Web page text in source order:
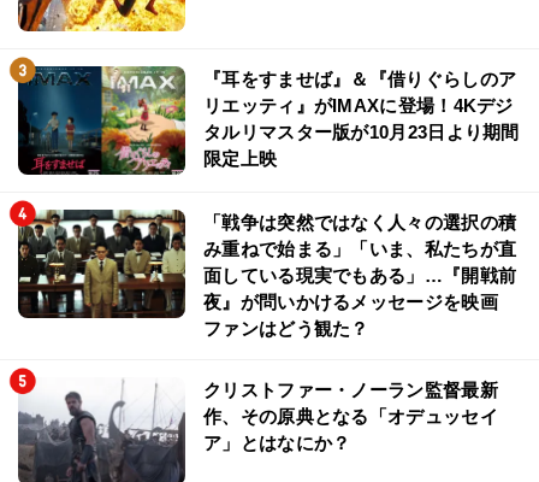
『耳をすませば』＆『借りぐらしのア
リエッティ』がIMAXに登場！4Kデジ
タルリマスター版が10月23日より期間
限定上映
「戦争は突然ではなく人々の選択の積
み重ねで始まる」「いま、私たちが直
面している現実でもある」…『開戦前
夜』が問いかけるメッセージを映画
ファンはどう観た？
クリストファー・ノーラン監督最新
作、その原典となる「オデュッセイ
ア」とはなにか？